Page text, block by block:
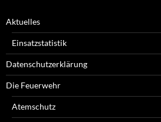
Aktuelles
Einsatzstatistik
Datenschutzerklärung
Die Feuerwehr
Atemschutz